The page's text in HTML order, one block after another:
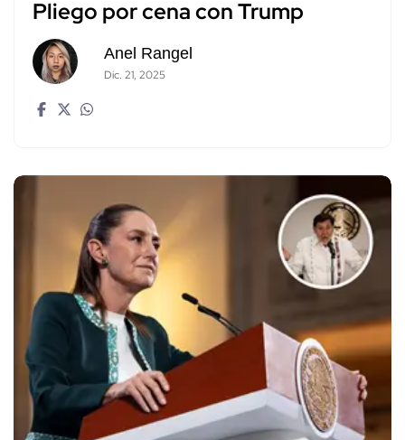
Pliego por cena con Trump
Anel Rangel
Dic. 21, 2025